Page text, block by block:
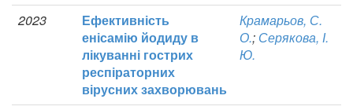
2023
Ефективність
енісамію йодиду в
лікуванні гострих
респіраторних
вірусних захворювань
Крамарьов, С.
О.; Серякова, І.
Ю.